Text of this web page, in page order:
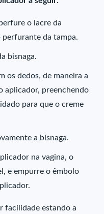
o lacre da
da tampa.
bisnaga.
os dedos, de maneira a
aplicador, preenchendo
para que o creme
a bisnaga.
na vagina, o
e empurre o êmbolo
facilidade estando a